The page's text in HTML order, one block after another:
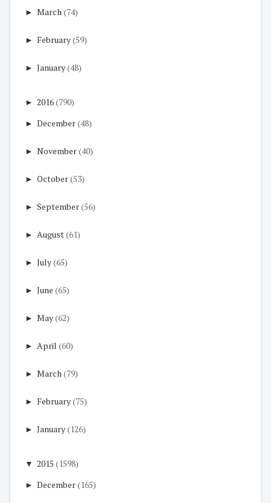
► March(74)
► February(59)
► January(48)
► 2016(790)
► December(48)
► November(40)
► October(53)
► September(56)
► August(61)
► July(65)
► June (65)
► May(62)
► April (60)
► March(79)
► February(75)
► January(126)
▼ 2015 (1598)
► December(165)